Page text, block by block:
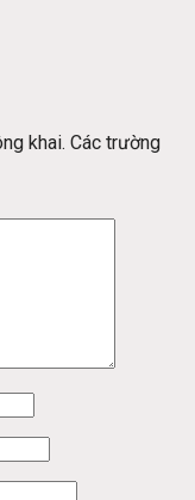
khai. Các trường